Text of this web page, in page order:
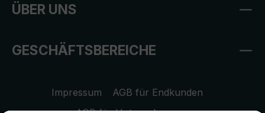
ÜBER UNS
GESCHÄFTSBEREICHE
Impressum
AGB für Endkunden